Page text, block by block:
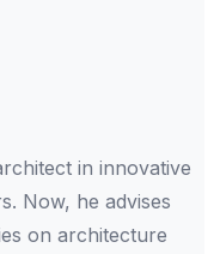
in innovative
Now, he advises
on architecture